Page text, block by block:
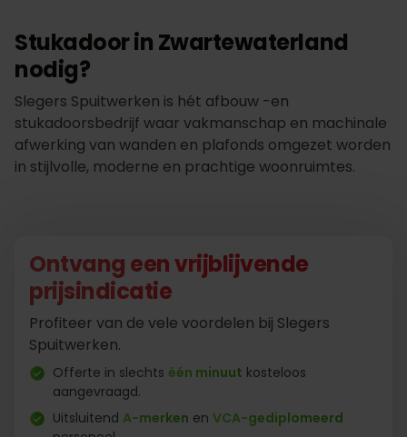
Stukadoor in Zwartewaterland
nodig?
Slegers Spuitwerken is hét afbouw -en
stukadoorsbedrijf waar vakmanschap en machinale
afwerking van wanden en plafonds omgezet worden
in stijlvolle, moderne en prachtige woonruimtes.
Ontvang een vrijblijvende
prijsindicatie
Profiteer van de vele voordelen bij Slegers
Spuitwerken.
Offerte in slechts één minuut kosteloos
aangevraagd.
Uitsluitend A-merken en VCA-gediplomeerd